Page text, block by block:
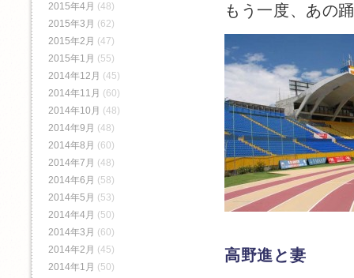
もう一度、あの
高野進と妻
2015年4月 (48)
2015年3月 (62)
2015年2月 (47)
2015年1月 (55)
2014年12月 (45)
2014年11月 (60)
2014年10月 (48)
2014年9月 (48)
2014年8月 (60)
2014年7月 (48)
2014年6月 (58)
2014年5月 (53)
2014年4月 (50)
2014年3月 (60)
2014年2月 (45)
2014年1月 (50)